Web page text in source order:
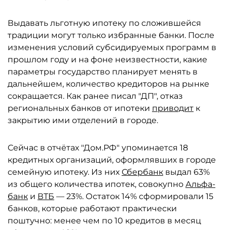
Выдавать льготную ипотеку по сложившейся
традиции могут только избранные банки. После
изменения условий субсидируемых программ в
прошлом году и на фоне неизвестности, какие
параметры государство планирует менять в
дальнейшем, количество кредиторов на рынке
сокращается. Как ранее писал "ДП", отказ
региональных банков от ипотеки приводит к
закрытию ими отделений в городе.
Сейчас в отчётах "Дом.РФ" упоминается 18
кредитных организаций, оформлявших в городе
семейную ипотеку. Из них Сбербанк выдал 63%
из общего количества ипотек, совокупно Альфа-
банк и ВТБ — 23%. Остаток 14% сформировали 15
банков, которые работают практически
поштучно: менее чем по 10 кредитов в месяц